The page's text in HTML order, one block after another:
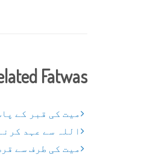
Fatwas
میت کی قبر کے
اللہ سے عہد
میت کی طرف سے